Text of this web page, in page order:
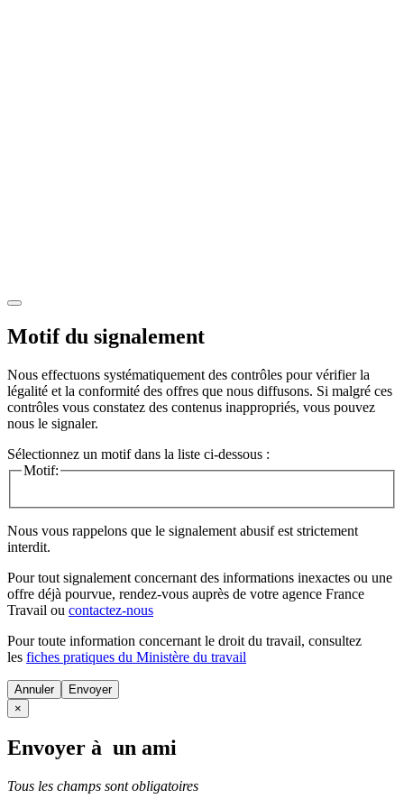
Motif du signalement
Nous effectuons systématiquement des contrôles pour vérifier la
légalité et la conformité des offres que nous diffusons. Si malgré ces
contrôles vous constatez des contenus inappropriés, vous pouvez
nous le signaler.
Sélectionnez un motif dans la liste ci-dessous :
Motif:
Nous vous rappelons que le signalement abusif est strictement
interdit.
Pour tout signalement concernant des informations inexactes ou une
offre déjà pourvue, rendez-vous auprès de votre agence France
Travail ou contactez-nous
Pour toute information concernant le droit du travail, consultez
les fiches pratiques du Ministère du travail
Annuler
×
Envoyer à un ami
Tous les champs sont obligatoires